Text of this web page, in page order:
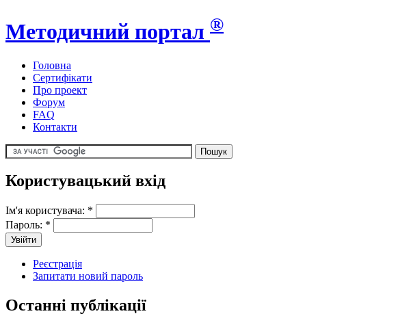
Методичний портал ®
Головна
Сертифікати
Про проект
Форум
FAQ
Контакти
Користувацький вхід
Ім'я користувача: *
Пароль: *
Реєстрація
Запитати новий пароль
Останні публікації